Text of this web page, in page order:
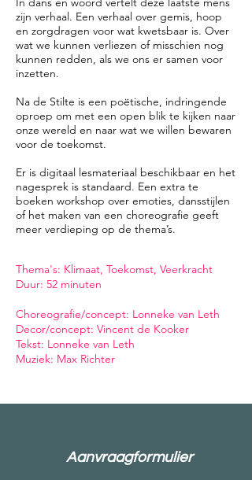
zijn verhaal. Een verhaal over gemis, hoop
en zorgdragen voor wat kwetsbaar is. Over
wat we kunnen verliezen of misschien nog
kunnen redden, als we ons er samen voor
inzetten.
Na de Stilte is een poëtische, indringende
oproep om met een open blik te kijken naar
onze wereld en naar wat we willen bewaren
voor de toekomst.
Er is digitaal lesmateriaal beschikbaar en het
nagesprek is standaard. Een extra te
boeken workshop over emoties, dansstijlen
of het maken van een choreografie geeft
meer verdieping op de thema’s.
Thema's: Klimaat, Toekomst, Veerkracht
Duur: 52 minuten
Choreografie/concept: Lonneke van Leth
Decor/concept: Vincent de Kooker
Tekst: Lonneke van Leth
Muziek: Max Richter
Aanvraagformulier